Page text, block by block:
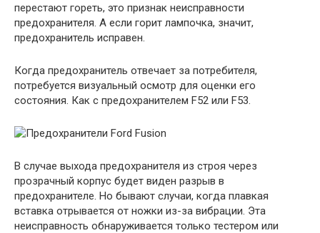
перестают гореть, это признак неисправности
предохранителя. А если горит лампочка, значит,
предохранитель исправен.
Когда предохранитель отвечает за потребителя,
потребуется визуальный осмотр для оценки его
состояния. Как с предохранителем F52 или F53.
В случае выхода предохранителя из строя через
прозрачный корпус будет виден разрыв в
предохранителе. Но бывают случаи, когда плавкая
вставка отрывается от ножки из-за вибрации. Эта
неисправность обнаруживается только тестером или